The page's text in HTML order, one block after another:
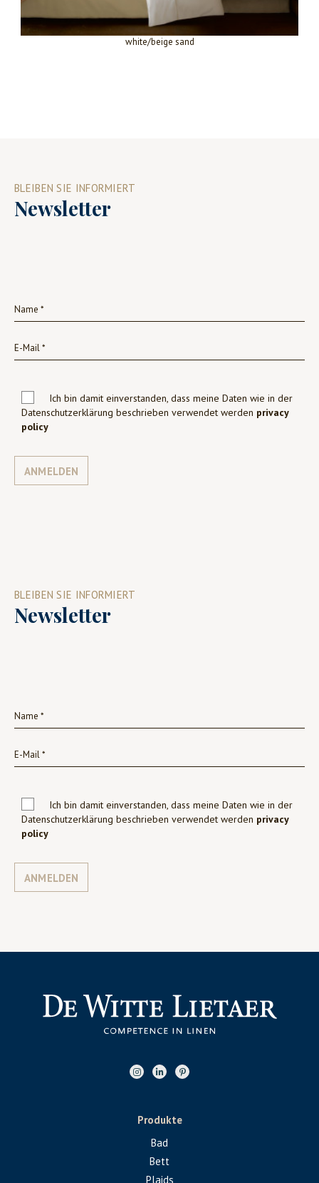
white/beige sand
BLEIBEN SIE INFORMIERT
Newsletter
Ich bin damit einverstanden, dass meine Daten wie in der
Datenschutzerklärung beschrieben verwendet werden privacy
policy
ANMELDEN
BLEIBEN SIE INFORMIERT
Newsletter
Ich bin damit einverstanden, dass meine Daten wie in der
Datenschutzerklärung beschrieben verwendet werden privacy
policy
ANMELDEN
Produkte
Bad
Bett
Plaids